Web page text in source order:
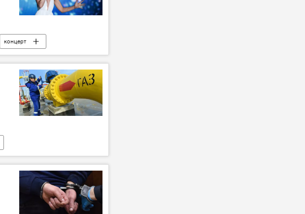
концерт